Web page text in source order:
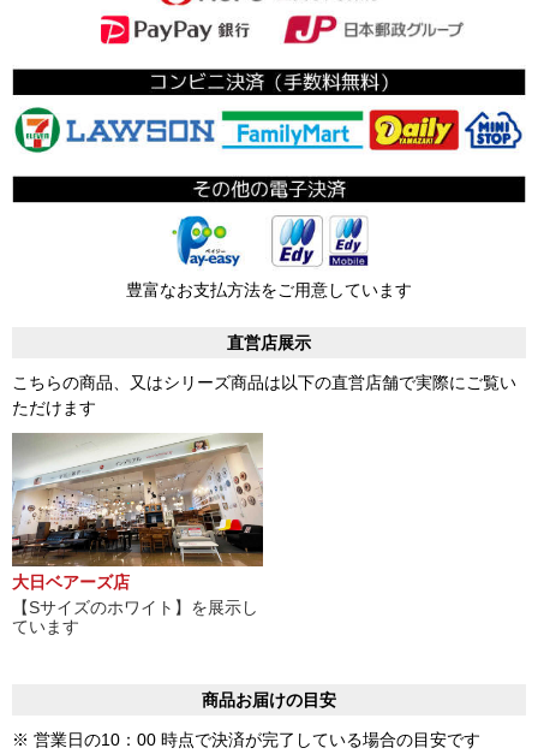
豊富なお支払方法をご用意しています
直営店展示
こちらの商品、又はシリーズ商品は以下の直営店舗で実際にご覧い
ただけます
大日ベアーズ店
【Sサイズのホワイト】を展示し
ています
商品お届けの目安
※ 営業日の10：00 時点で決済が完了している場合の目安です